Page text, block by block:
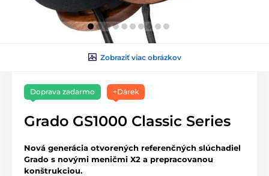
Zobraziť viac obrázkov
Doprava zadarmo +Dárek
Grado GS1000 Classic Series
Nová generácia otvorených referenčných slúchadiel
Grado s novými meničmi X2 a prepracovanou
konštrukciou.